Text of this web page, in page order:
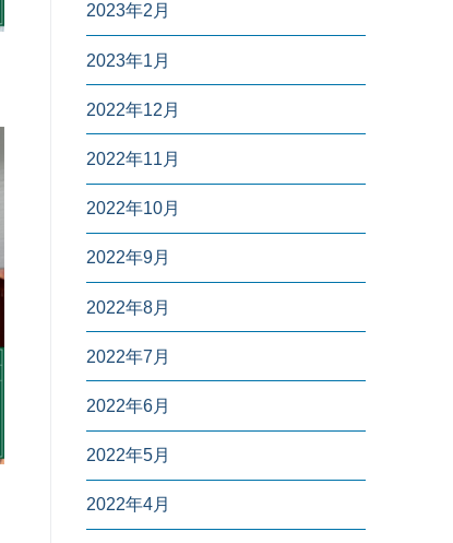
2023年2月
2023年1月
2022年12月
2022年11月
2022年10月
2022年9月
2022年8月
2022年7月
2022年6月
2022年5月
2022年4月